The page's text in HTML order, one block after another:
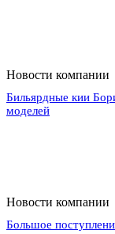
Новости компании
Бильярдные кии
моделей
Новости компании
Большое